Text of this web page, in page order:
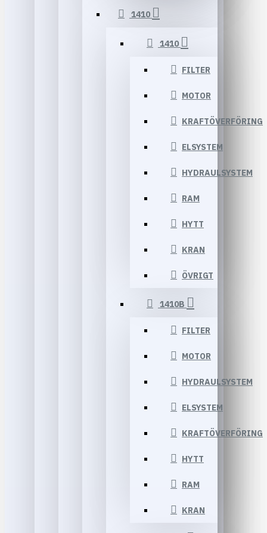
1410
1410
FILTER
MOTOR
KRAFTÖVERFÖRING
ELSYSTEM
HYDRAULSYSTEM
RAM
HYTT
KRAN
ÖVRIGT
1410B
FILTER
MOTOR
HYDRAULSYSTEM
ELSYSTEM
KRAFTÖVERFÖRING
HYTT
RAM
KRAN